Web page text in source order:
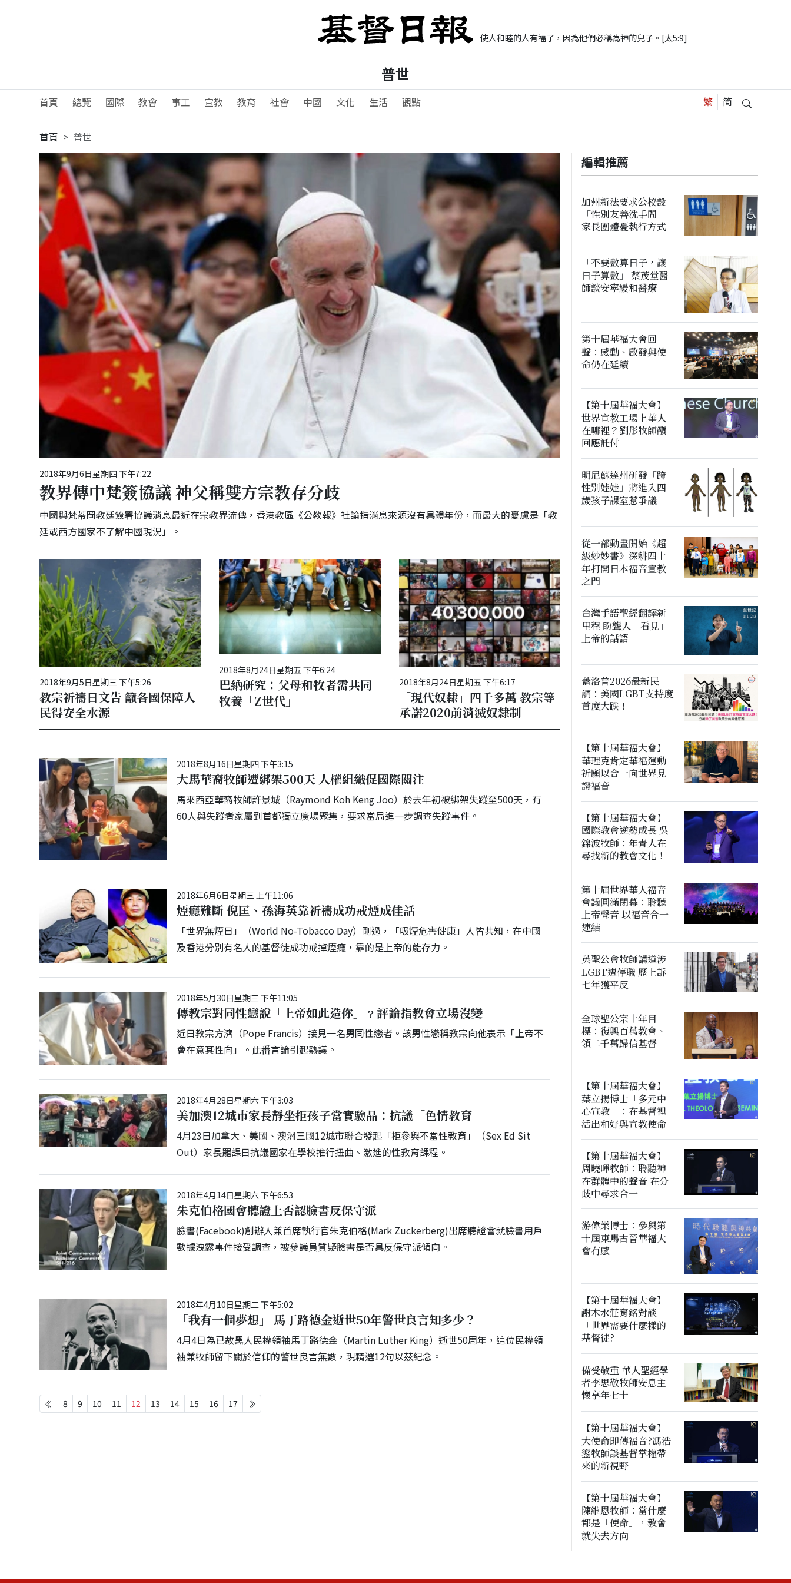
使人和睦的人有福了，因為他們必稱為神的兒子。[太5:9]
普世
首頁 總覽 國際 教會 事工 宣教 教育 社會 中國 文化 生活 觀點
首頁 普世
2018年9月6日星期四 下午7:22
教界傳中梵簽協議 神父稱雙方宗教存分歧
中國與梵蒂岡教廷簽署協議消息最近在宗教界流傳，香港教區《公教報》社論指消息來源沒有具體年份，而最大的憂慮是「教
廷或西方國家不了解中國現況」。
2018年9月5日星期三 下午5:26
教宗祈禱日文告 籲各國保障人
民得安全水源
2018年8月24日星期五 下午6:24
巴納研究：父母和牧者需共同
牧養「Z世代」
2018年8月24日星期五 下午6:17
「現代奴隸」四千多萬 教宗等
承諾2020前消滅奴隸制
2018年8月16日星期四 下午3:15
大馬華裔牧師遭綁架500天 人權組織促國際關注
馬來西亞華裔牧師許景城（Raymond Koh Keng Joo）於去年初被綁架失蹤至500天，有
60人與失蹤者家屬到首都獨立廣場聚集，要求當局進一步調查失蹤事件。
2018年6月6日星期三 上午11:06
煙癮難斷 倪匡、孫海英靠祈禱成功戒煙成佳話
「世界無煙日」（World No-Tobacco Day）剛過，「吸煙危害健康」人皆共知，在中國
及香港分別有名人的基督徒成功戒掉煙癮，靠的是上帝的能存力。
2018年5月30日星期三 下午11:05
傳教宗對同性戀說「上帝如此造你」﹖評論指教會立場沒變
近日教宗方濟（Pope Francis）接見一名男同性戀者。該男性戀稱教宗向他表示「上帝不
會在意其性向」。此番言論引起熱議。
2018年4月28日星期六 下午3:03
美加澳12城巿家長靜坐拒孩子當實驗品：抗議「色情教育」
4月23日加拿大、美國、澳洲三國12城市聯合發起「拒參與不當性教育」（Sex Ed Sit
Out）家長罷課日抗議國家在學校推行扭曲、激進的性教育課程。
2018年4月14日星期六 下午6:53
朱克伯格國會聽證上否認臉書反保守派
臉書(Facebook)創辦人兼首席執行官朱克伯格(Mark Zuckerberg)出席聽證會就臉書用戶
數據洩露事件接受調查，被參議員質疑臉書是否具反保守派傾向。
2018年4月10日星期二 下午5:02
「我有一個夢想」 馬丁路德金逝世50年警世良言知多少？
4月4日為已故黑人民權領袖馬丁路德金（Martin Luther King）逝世50周年，這位民權領
袖兼牧師留下關於信仰的警世良言無數，現精選12句以茲紀念。
8 9 10 11 12 13 14 15 16 17
編輯推薦
加州新法要求公校設
「性別友善洗手間」
家長團體憂執行方式
「不要數算日子，讓
日子算數」 蔡茂堂醫
師談安寧緩和醫療
第十屆華福大會回
聲：感動、啟發與使
命仍在延續
【第十屆華福大會】
世界宣教工場上華人
在哪裡？劉彤牧師籲
回應託付
明尼蘇達州研發「跨
性別娃娃」將進入四
歲孩子課室惹爭議
從一部動畫開始《超
級妙妙書》深耕四十
年打開日本福音宣教
之門
台灣手語聖經翻譯新
里程 盼聾人「看見」
上帝的話語
蓋洛普2026最新民
調：美國LGBT支持度
首度大跌！
【第十屆華福大會】
華理克肯定華福運動
祈願以合一向世界見
證福音
【第十屆華福大會】
國際教會逆勢成長 吳
錦波牧師：年青人在
尋找新的教會文化！
第十屆世界華人福音
會議圓滿閉幕：聆聽
上帝聲音 以福音合一
連結
英聖公會牧師講道涉
LGBT遭停職 歷上訴
七年獲平反
全球聖公宗十年目
標：復興百萬教會、
領二千萬歸信基督
【第十屆華福大會】
葉立揚博士「多元中
心宣教」：在基督裡
活出和好與宣教使命
【第十屆華福大會】
周曉暉牧師：聆聽神
在群體中的聲音 在分
歧中尋求合一
游偉業博士：參與第
十屆東馬古晉華福大
會有感
【第十屆華福大會】
謝木水莊育銘對談
「世界需要什麼樣的
基督徒? 」
備受敬重 華人聖經學
者李思敬牧師安息主
懷享年七十
【第十屆華福大會】
大使命即傳福音?馮浩
鎏牧師談基督掌權帶
來的新視野
【第十屆華福大會】
陳維恩牧師：當什麼
都是「使命」，教會
就失去方向